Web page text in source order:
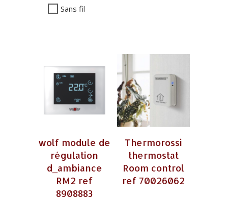
Sans fil
wolf module de
régulation
d_ambiance
RM2 ref
8908883
Thermorossi
thermostat
Room control
ref 70026062